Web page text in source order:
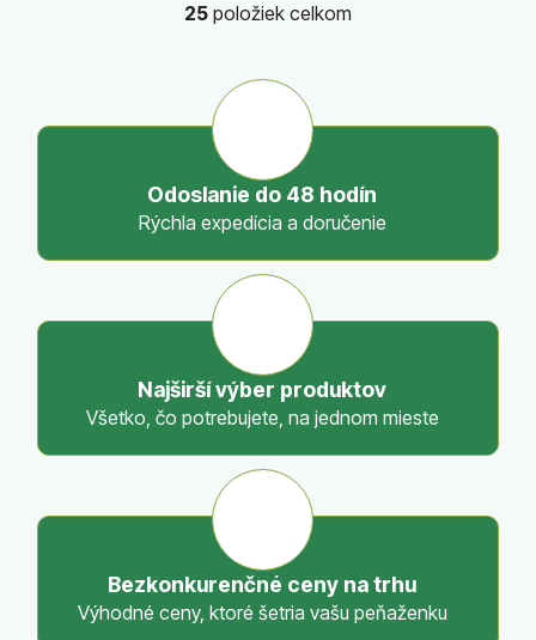
O
l
c
i
e
p
y
v
ý
i
25 položiek celkom
Odoslanie do 48 hodín
Rýchla expedícia a doručenie
Najširší výber produktov
Všetko, čo potrebujete, na jednom mieste
Bezkonkurenčné ceny na trhu
Výhodné ceny, ktoré šetria vašu peňaženku